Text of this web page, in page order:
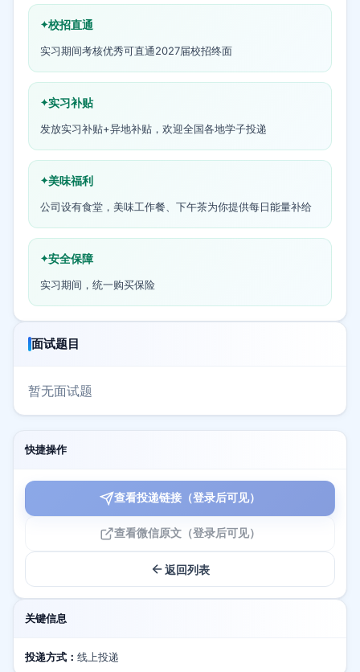
校招直通
实习期间考核优秀可直通2027届校招终面
实习补贴
发放实习补贴+异地补贴，欢迎全国各地学子投递
美味福利
公司设有食堂，美味工作餐、下午茶为你提供每日能量补给
安全保障
实习期间，统一购买保险
面试题目
暂无面试题
快捷操作
查看投递链接（登录后可见）
查看微信原文（登录后可见）
返回列表
关键信息
投递方式： 线上投递